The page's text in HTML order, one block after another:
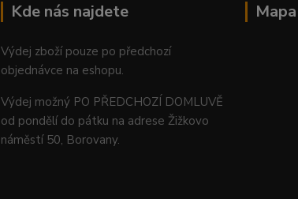
Kde nás najdete
Výdej zboží pouze po předchozí
objednávce na eshopu.
Výdej možný PO PŘEDCHOZÍ DOMLUVĚ
od pondělí do pátku na adrese Žižkovo
náměstí 50, Borovany.
Mapa